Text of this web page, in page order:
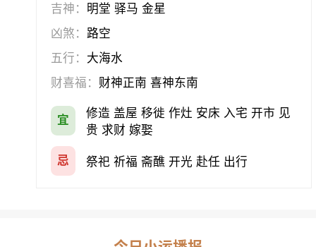
吉神： 明堂 驿马 金星
凶煞： 路空
五行： 大海水
财喜福： 财神正南 喜神东南
宜
修造 盖屋 移徙 作灶 安床 入宅 开市 见
贵 求财 嫁娶
忌 祭祀 祈福 斋醮 开光 赴任 出行